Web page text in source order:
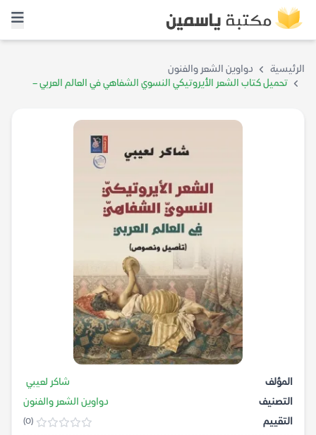
الرئيسية
دواوين الشعر والفنون
تحميل كتاب الشعر الأيروتيكي النسوي الشفاهي في العالم العربي –
المؤلف
شاكر لعيبي
التصنيف
دواوين الشعر والفنون
التقييم
(0)